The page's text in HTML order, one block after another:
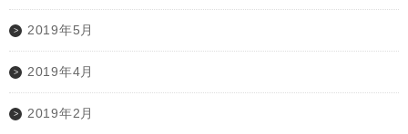
2019年5月
2019年4月
2019年2月